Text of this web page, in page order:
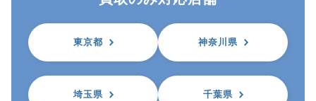
東京都 神奈川県
埼玉県 千葉県